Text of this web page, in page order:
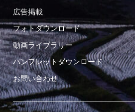
広告掲載
フォトダウンロード
動画ライブラリー
パンフレットダウンロード
お問い合わせ